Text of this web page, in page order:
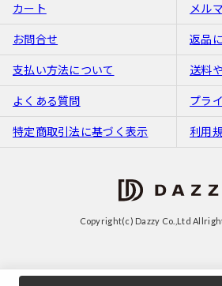
カート メル
お問合せ 返品
支払い方法について 送料
よくある質問 プラ
特定商取引法に基づく表示 利用
Copyright(c) Dazzy Co.,Ltd